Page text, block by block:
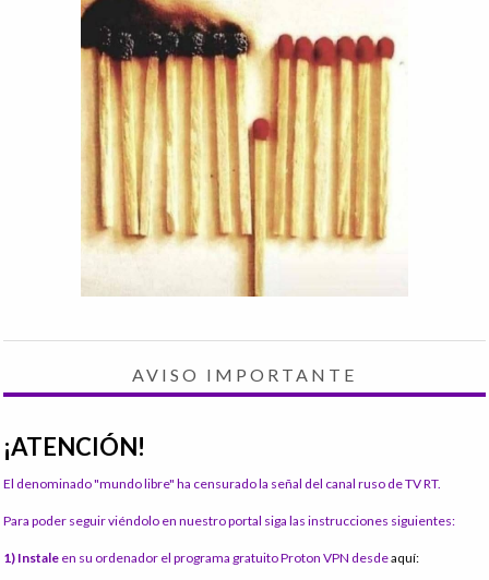
AVISO IMPORTANTE
¡ATENCIÓN!
El denominado "mundo libre" ha censurado la señal del canal ruso de TV RT.
Para poder seguir viéndolo en nuestro portal siga las instrucciones siguientes:
1) Instale en su ordenador el programa gratuito Proton VPN desdeaquí: